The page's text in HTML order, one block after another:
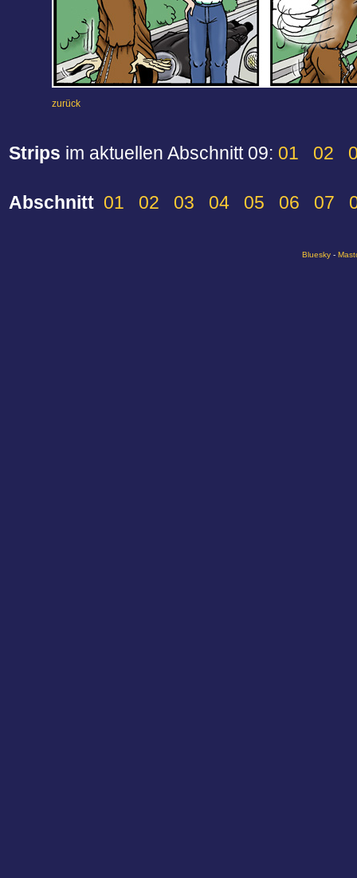
zurück
Strips im aktuellen Abschnitt 09: 01 02
Abschnitt 01 02 03 04 05 06 07
Bluesky -